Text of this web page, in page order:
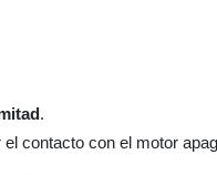
.
contacto con el motor